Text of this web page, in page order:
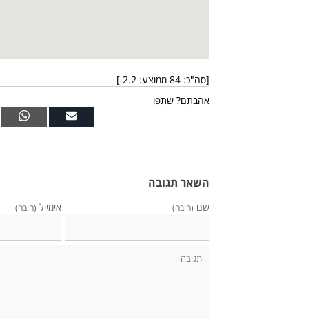
[סה"כ: 84 ממוצע: 2.2
]
אהבתם? שתפו
השאר תגובה
שם (חובה) אימייל (חובה)